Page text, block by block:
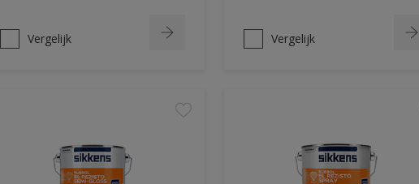
Vergelijk Vergelijk